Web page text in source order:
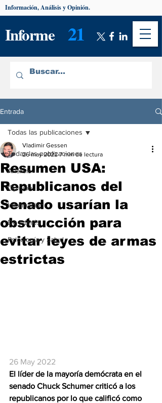
Informe 21
Información, Análisis y Opinión.
Entrada
Todas las publicaciones
Análisis
Opinión
Información
De interés
Psicología y Salud
Todas las publicaciones
Resumen USA:
Republicanos del
Senado usarían la
obstrucción para
evitar leyes de armas
estrictas
Vladimir Gessen
26 may 2022 7 min de lectura
26 May 2022
El líder de la mayoría demócrata en el
senado Chuck Schumer criticó a los
republicanos por lo que calificó como